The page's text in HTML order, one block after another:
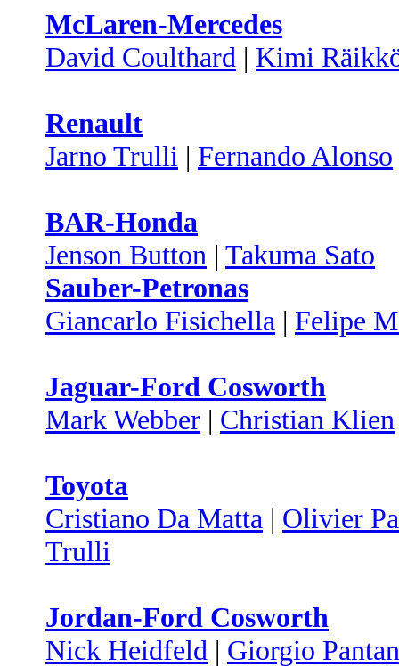
McLaren-Mercedes
David Coulthard | Kimi
Renault
Jarno Trulli | Fernando Alonso
BAR-Honda
Jenson Button | Takuma Sato
Sauber-Petronas
Giancarlo Fisichella | Felipe
Jaguar-Ford Cosworth
Mark Webber | Christian Klien
Toyota
Cristiano Da Matta | Olivier
Trulli
Jordan-Ford Cosworth
Nick Heidfeld | Giorgio